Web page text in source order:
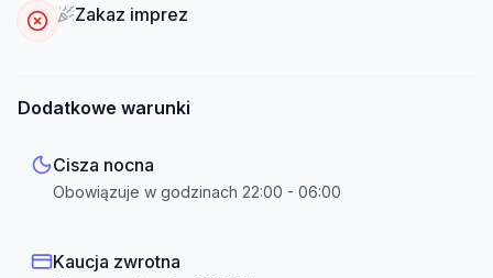
Zakaz imprez
Dodatkowe warunki
Cisza nocna
Obowiązuje w godzinach 22:00 - 06:00
Kaucja zwrotna